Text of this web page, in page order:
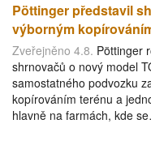
Pöttinger představil
výborným
Zveřejněno 4.8. Pöttinger
shrnovačů o nový model
samostatného podvozku
kopírováním terénu a
hlavně na farmách, kde